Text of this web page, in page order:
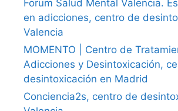
Forum Salud Mental Valencia.
en adicciones, centro de
Valencia
MOMENTO | Centro de
Adicciones y Desintoxicación,
desintoxicación en Madrid
Conciencia2s, centro de